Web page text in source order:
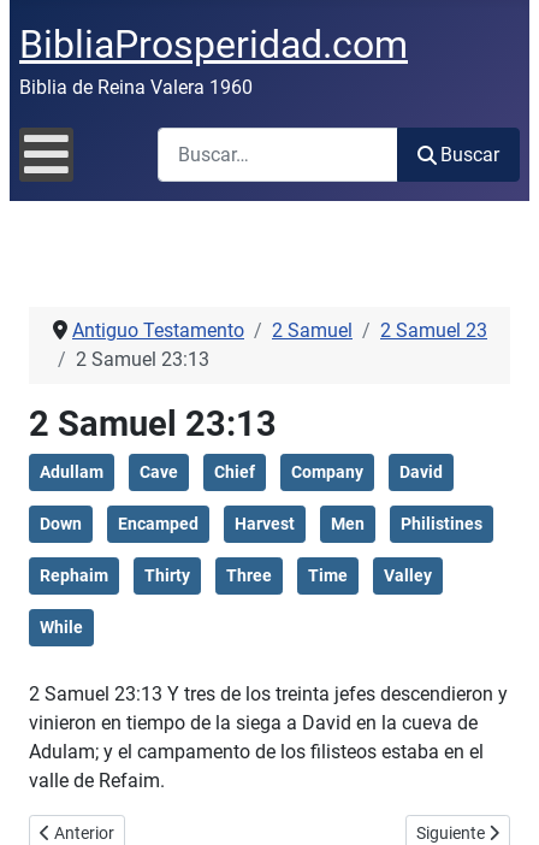
BibliaProsperidad.com
Biblia de Reina Valera 1960
Buscar
Buscar
Antiguo Testamento 2 Samuel
2 Samuel 23
2 Samuel 23:13
2 Samuel 23:13
Adullam Cave Chief Company David
Down Encamped Harvest Men Philistines
Rephaim Thirty Three Time Valley
While
2 Samuel 23:13 Y tres de los treinta jefes descendieron y
vinieron en tiempo de la siega a David en la cueva de
Adulam; y el campamento de los filisteos estaba en el
valle de Refaim.
Artículo anterior: 2 Samuel 23:12
Anterior Artículo
Siguiente